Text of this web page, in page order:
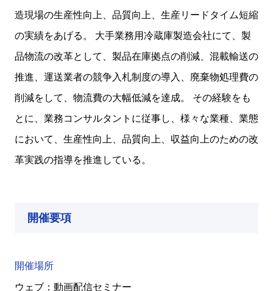
造現場の生産性向上、品質向上、生産リードタイム短縮
の実績をあげる。 大手業務用冷蔵庫製造会社にて、製
品物流の改革として、製品在庫拠点の削減、混載輸送の
推進、運送業者の競争入札制度の導入、廃棄物処理費の
削減をして、物流費の大幅低減を達成。 その経験をも
とに、業務コンサルタントに従事し、様々な業種、業態
において、生産性向上、品質向上、収益向上のための改
革実践の指導を推進している。
開催要項
開催場所
ウェブ：動画配信セミナー